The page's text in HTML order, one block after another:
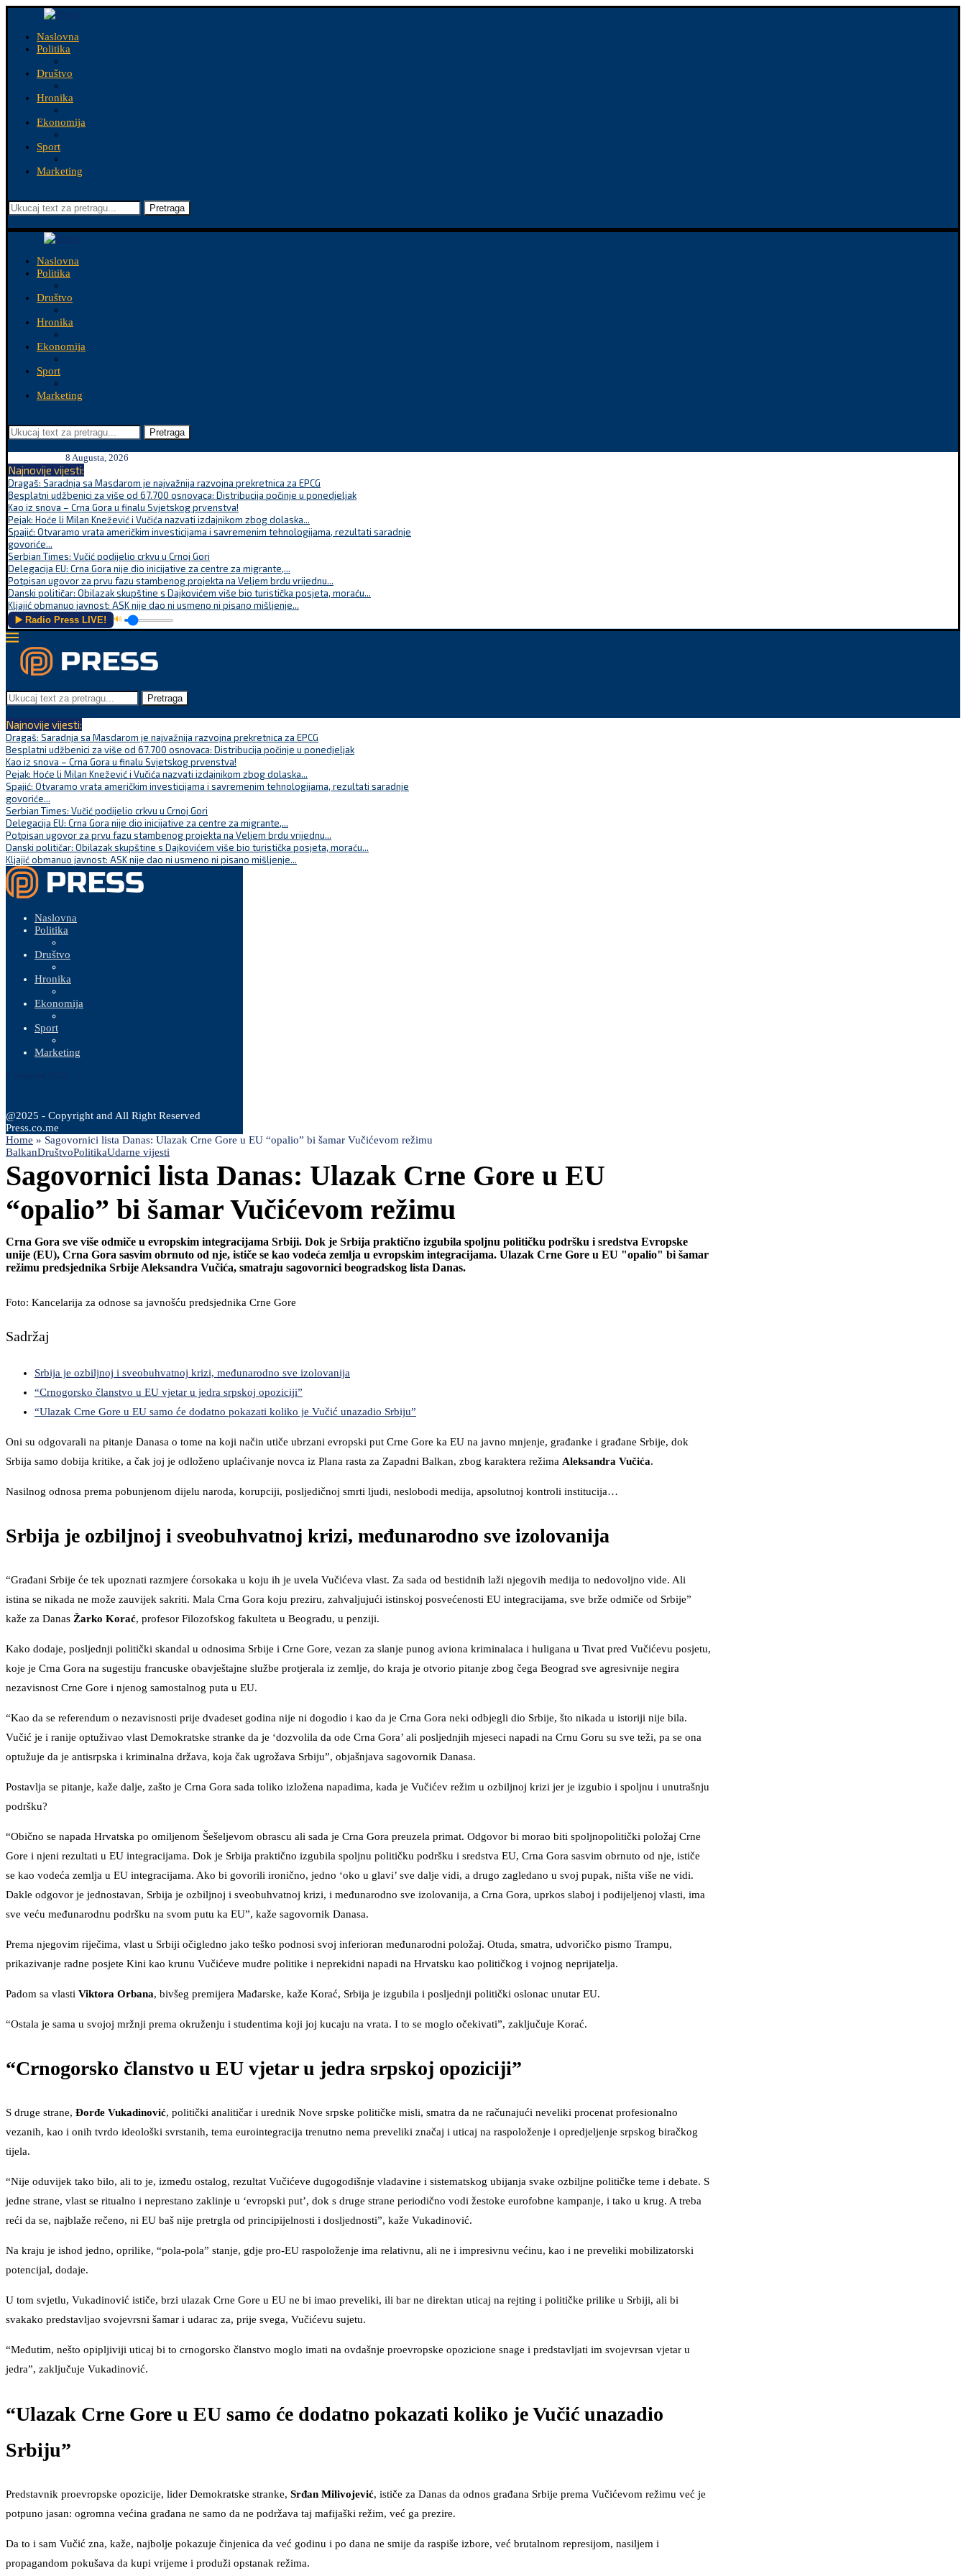
Naslovna
Politika
Društvo
Hronika
Ekonomija
Sport
Marketing
Pretraga
Naslovna
Politika
Društvo
Hronika
Ekonomija
Sport
Marketing
Pretraga
8 Augusta, 2026
Najnovije vijesti:
Dragaš: Saradnja sa Masdarom je najvažnija razvojna prekretnica za EPCG
Besplatni udžbenici za više od 67.700 osnovaca: Distribucija počinje u ponedjeljak
Kao iz snova – Crna Gora u finalu Svjetskog prvenstva!
Pejak: Hoće li Milan Knežević i Vučića nazvati izdajnikom zbog dolaska...
Spajić: Otvaramo vrata američkim investicijama i savremenim tehnologijama, rezultati saradnje
govoriće...
Serbian Times: Vučić podijelio crkvu u Crnoj Gori
Delegacija EU: Crna Gora nije dio inicijative za centre za migrante,...
Potpisan ugovor za prvu fazu stambenog projekta na Veljem brdu vrijednu...
Danski političar: Obilazak skupštine s Dajkovićem više bio turistička posjeta, moraću...
Kljajić obmanuo javnost: ASK nije dao ni usmeno ni pisano mišljenje...
▶️ Radio Press LIVE! 🔊
Pretraga
Najnovije vijesti:
Dragaš: Saradnja sa Masdarom je najvažnija razvojna prekretnica za EPCG
Besplatni udžbenici za više od 67.700 osnovaca: Distribucija počinje u ponedjeljak
Kao iz snova – Crna Gora u finalu Svjetskog prvenstva!
Pejak: Hoće li Milan Knežević i Vučića nazvati izdajnikom zbog dolaska...
Spajić: Otvaramo vrata američkim investicijama i savremenim tehnologijama, rezultati saradnje
govoriće...
Serbian Times: Vučić podijelio crkvu u Crnoj Gori
Delegacija EU: Crna Gora nije dio inicijative za centre za migrante,...
Potpisan ugovor za prvu fazu stambenog projekta na Veljem brdu vrijednu...
Danski političar: Obilazak skupštine s Dajkovićem više bio turistička posjeta, moraću...
Kljajić obmanuo javnost: ASK nije dao ni usmeno ni pisano mišljenje...
Naslovna
Politika
Društvo
Hronika
Ekonomija
Sport
Marketing
@2025 - Copyright and All Right Reserved
Press.co.me
Home » Sagovornici lista Danas: Ulazak Crne Gore u EU “opalio” bi šamar Vučićevom režimu
BalkanDruštvoPolitikaUdarne vijesti
Sagovornici lista Danas: Ulazak Crne Gore u EU
“opalio” bi šamar Vučićevom režimu
Crna Gora sve više odmiče u evropskim integracijama Srbiji. Dok je Srbija praktično izgubila spoljnu političku podršku i sredstva Evropske
unije (EU), Crna Gora sasvim obrnuto od nje, ističe se kao vodeća zemlja u evropskim integracijama. Ulazak Crne Gore u EU "opalio" bi šamar
režimu predsjednika Srbije Aleksandra Vučića, smatraju sagovornici beogradskog lista Danas.
Foto: Kancelarija za odnose sa javnošću predsjednika Crne Gore
Sadržaj
Srbija je ozbiljnoj i sveobuhvatnoj krizi, međunarodno sve izolovanija
“Crnogorsko članstvo u EU vjetar u jedra srpskoj opoziciji”
“Ulazak Crne Gore u EU samo će dodatno pokazati koliko je Vučić unazadio Srbiju”
Oni su odgovarali na pitanje Danasa o tome na koji način utiče ubrzani evropski put Crne Gore ka EU na javno mnjenje, građanke i građane Srbije, dok
Srbija samo dobija kritike, a čak joj je odloženo uplaćivanje novca iz Plana rasta za Zapadni Balkan, zbog karaktera režima Aleksandra Vučića.
Nasilnog odnosa prema pobunjenom dijelu naroda, korupciji, posljedičnoj smrti ljudi, neslobodi medija, apsolutnoj kontroli institucija…
Srbija je ozbiljnoj i sveobuhvatnoj krizi, međunarodno sve izolovanija
“Građani Srbije će tek upoznati razmjere ćorsokaka u koju ih je uvela Vučićeva vlast. Za sada od bestidnih laži njegovih medija to nedovoljno vide. Ali
istina se nikada ne može zauvijek sakriti. Mala Crna Gora koju preziru, zahvaljujući istinskoj posvećenosti EU integracijama, sve brže odmiče od Srbije”
kaže za Danas Žarko Korać, profesor Filozofskog fakulteta u Beogradu, u penziji.
Kako dodaje, posljednji politički skandal u odnosima Srbije i Crne Gore, vezan za slanje punog aviona kriminalaca i huligana u Tivat pred Vučićevu posjetu,
koje je Crna Gora na sugestiju francuske obavještajne službe protjerala iz zemlje, do kraja je otvorio pitanje zbog čega Beograd sve agresivnije negira
nezavisnost Crne Gore i njenog samostalnog puta u EU.
“Kao da se referendum o nezavisnosti prije dvadeset godina nije ni dogodio i kao da je Crna Gora neki odbjegli dio Srbije, što nikada u istoriji nije bila.
Vučić je i ranije optuživao vlast Demokratske stranke da je ‘dozvolila da ode Crna Gora’ ali posljednjih mjeseci napadi na Crnu Goru su sve teži, pa se ona
optužuje da je antisrpska i kriminalna država, koja čak ugrožava Srbiju”, objašnjava sagovornik Danasa.
Postavlja se pitanje, kaže dalje, zašto je Crna Gora sada toliko izložena napadima, kada je Vučićev režim u ozbiljnoj krizi jer je izgubio i spoljnu i unutrašnju
podršku?
“Obično se napada Hrvatska po omiljenom Šešeljevom obrascu ali sada je Crna Gora preuzela primat. Odgovor bi morao biti spoljnopolitički položaj Crne
Gore i njeni rezultati u EU integracijama. Dok je Srbija praktično izgubila spoljnu političku podršku i sredstva EU, Crna Gora sasvim obrnuto od nje, ističe
se kao vodeća zemlja u EU integracijama. Ako bi govorili ironično, jedno ‘oko u glavi’ sve dalje vidi, a drugo zagledano u svoj pupak, ništa više ne vidi.
Dakle odgovor je jednostavan, Srbija je ozbiljnoj i sveobuhvatnoj krizi, i međunarodno sve izolovanija, a Crna Gora, uprkos slaboj i podijeljenoj vlasti, ima
sve veću međunarodnu podršku na svom putu ka EU”, kaže sagovornik Danasa.
Prema njegovim riječima, vlast u Srbiji očigledno jako teško podnosi svoj inferioran međunarodni položaj. Otuda, smatra, udvoričko pismo Trampu,
prikazivanje radne posjete Kini kao krunu Vučićeve mudre politike i neprekidni napadi na Hrvatsku kao političkog i vojnog neprijatelja.
Padom sa vlasti Viktora Orbana, bivšeg premijera Mađarske, kaže Korać, Srbija je izgubila i posljednji politički oslonac unutar EU.
“Ostala je sama u svojoj mržnji prema okruženju i studentima koji joj kucaju na vrata. I to se moglo očekivati”, zaključuje Korać.
“Crnogorsko članstvo u EU vjetar u jedra srpskoj opoziciji”
S druge strane, Đorđe Vukadinović, politički analitičar i urednik Nove srpske političke misli, smatra da ne računajući neveliki procenat profesionalno
vezanih, kao i onih tvrdo ideološki svrstanih, tema eurointegracija trenutno nema preveliki značaj i uticaj na raspoloženje i opredjeljenje srpskog biračkog
tijela.
“Nije oduvijek tako bilo, ali to je, između ostalog, rezultat Vučićeve dugogodišnje vladavine i sistematskog ubijanja svake ozbiljne političke teme i debate. S
jedne strane, vlast se ritualno i neprestano zaklinje u ‘evropski put’, dok s druge strane periodično vodi žestoke eurofobne kampanje, i tako u krug. A treba
reći da se, najblaže rečeno, ni EU baš nije pretrgla od principijelnosti i dosljednosti”, kaže Vukadinović.
Na kraju je ishod jedno, oprilike, “pola-pola” stanje, gdje pro-EU raspoloženje ima relativnu, ali ne i impresivnu većinu, kao i ne preveliki mobilizatorski
potencijal, dodaje.
U tom svjetlu, Vukadinović ističe, brzi ulazak Crne Gore u EU ne bi imao preveliki, ili bar ne direktan uticaj na rejting i političke prilike u Srbiji, ali bi
svakako predstavljao svojevrsni šamar i udarac za, prije svega, Vučićevu sujetu.
“Međutim, nešto opipljiviji uticaj bi to crnogorsko članstvo moglo imati na ovdašnje proevropske opozicione snage i predstavljati im svojevrsan vjetar u
jedra”, zaključuje Vukadinović.
“Ulazak Crne Gore u EU samo će dodatno pokazati koliko je Vučić unazadio
Srbiju”
Predstavnik proevropske opozicije, lider Demokratske stranke, Srđan Milivojević, ističe za Danas da odnos građana Srbije prema Vučićevom režimu već je
potpuno jasan: ogromna većina građana ne samo da ne podržava taj mafijaški režim, već ga prezire.
Da to i sam Vučić zna, kaže, najbolje pokazuje činjenica da već godinu i po dana ne smije da raspiše izbore, već brutalnom represijom, nasiljem i
propagandom pokušava da kupi vrijeme i produži opstanak režima.